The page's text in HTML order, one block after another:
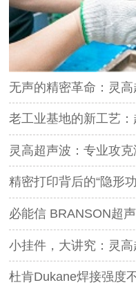
无声的精密革命：灵高超声
老工业基地的新工艺：超
灵高超声波：专业攻克海尔
精密打印背后的“隐形功臣”：灵
必能信 BRANSON超声波焊接继电器
小挂件，大讲究：灵高超声
杜肯Dukane焊接强度不